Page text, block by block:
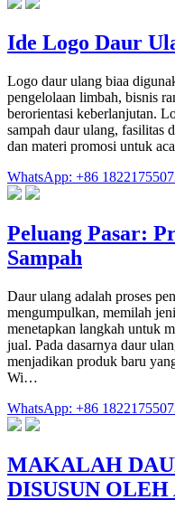
Ide Logo Daur
Logo daur ulang biaa
pengelolaan limbah, bisnis
berorientasi keberlanjutan.
sampah daur ulang, fasilitas
dan materi promosi untuk
WhatsApp: +86
Peluang Pasar:
Sampah
Daur ulang adalah proses
mengumpulkan, memilah
menetapkan langkah untuk
jual. Pada dasarnya daur
menjadikan produk baru
Wi…
WhatsApp: +86
MAKALAH
DISUSUN OLEH